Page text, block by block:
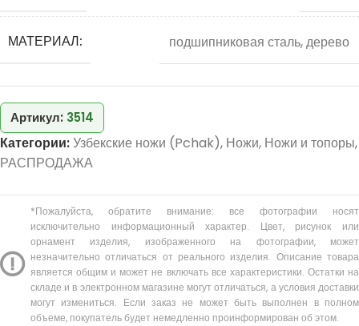
МАТЕРИАЛ: подшипниковая сталь, дерево
Артикул: 3514
Категории:Узбекские ножи (Pchak), Ножи, Ножи и топоры,
РАСПРОДАЖА
*Пожалуйста, обратите внимание: все фотографии носят
исключительно информационный характер. Цвет, рисунок или
орнамент изделия, изображенного на фотографии, может
незначительно отличаться от реального изделия. Описание товара
является общим и может не включать все характеристики. Остатки на
складе и в электронном магазине могут отличаться, а условия доставки
могут измениться. Если заказ не может быть выполнен в полном
объеме, покупатель будет немедленно проинформирован об этом.